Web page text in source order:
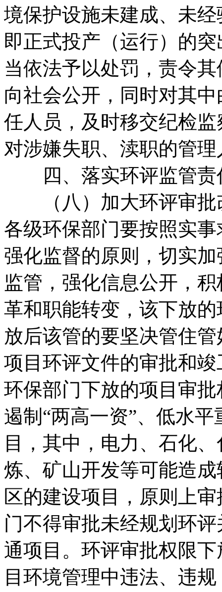
境保护设施未建成、未
即正式投产（运行）的
当依法予以处罚，责令
向社会公开，同时对其
任人员，及时移交纪检
对涉嫌失职、渎职的管
四、落实环评监管责
（八）加大环评审批
各级环保部门要按照实
强化监督的原则，切实
监管，强化信息公开，
革和职能转变，该下放
放后该管的要坚决管住
项目环评文件的审批和
环保部门下放的项目审
遏制“两高一资”、低水
目，其中，电力、石化
炼、矿山开发等可能造
区的建设项目，原则上
门不得审批未经规划环
通项目。环评审批权限
目环境管理中违法、违